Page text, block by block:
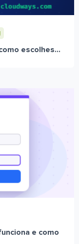
escolhes...
e como